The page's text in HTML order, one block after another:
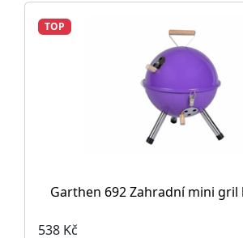
TOP
Garthen 692 Zahradní mini gril
538 Kč